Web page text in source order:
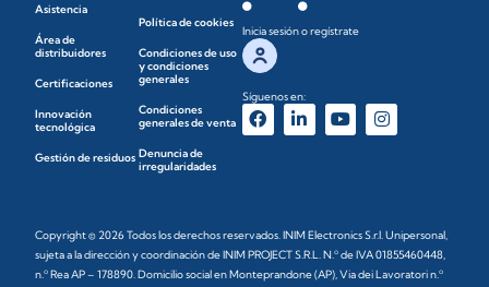
Asistencia
Área de
distribuidores
Certificaciones
Innovación
tecnológica
Gestión de residuos
Política de cookies
Condiciones de uso
y condiciones
generales
Condiciones
generales de venta
Denuncia de
irregularidades
Inicia sesión o regístrate
Síguenos en:
Copyright © 2026 Todos los derechos reservados. INIM Electronics S.r.l. Unipersonal,
sujeta a la dirección y coordinación de INIM PROJECT S.R.L. N.º de IVA 01855460448,
n.º Rea AP – 178890. Domicilio social en Monteprandone (AP), Via dei Lavoratori n.º